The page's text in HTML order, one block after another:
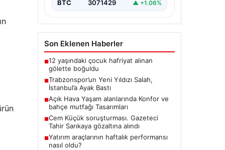
BTC 3071429 ▲ +1.06%
Son Eklenen Haberler
■12 yaşındaki çocuk hafriyat alınan
gölette boğuldu
■Trabzonspor’un Yeni Yıldızı Salah,
İstanbul’a Ayak Bastı
■Açık Hava Yaşam alanlarında Konfor ve
bahçe mutfağı Tasarımları
■Cem Küçük soruşturması. Gazeteci
Tahir Sarıkaya gözaltına alındı
■Yatırım araçlarının haftalık performansı
nasıl oldu?